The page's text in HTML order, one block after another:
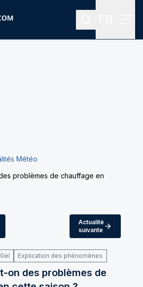
Rechercher
Météo
problèmes de chauffage en
Actualité
suivante
Explication des phénomènes
on des problèmes de